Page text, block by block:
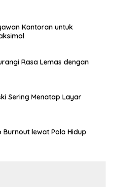
Kantoran untuk
Rasa Lemas dengan
Sering Menatap Layar
lewat Pola Hidup